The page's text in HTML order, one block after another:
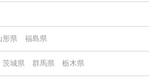
形県 福島県
茨城県 群馬県 栃木県